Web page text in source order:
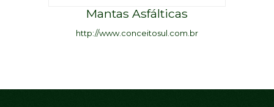
Mantas Asfálticas
http://www.conceitosul.com.br